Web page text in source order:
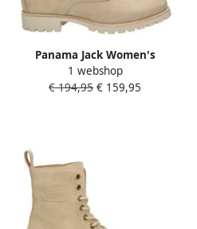
Panama Jack Women's
Panama 03 Igloo B20
Winterschoenen beige
1 webshop
€ 194,95 € 159,95